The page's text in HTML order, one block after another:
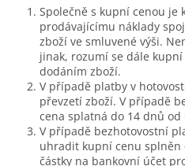
Společně s kupní cenou
prodávajícímu náklady
zboží ve smluvené výši.
jinak, rozumí se dále
dodáním zboží.
V případě platby v
převzetí zboží. V případě
cena splatná do 14 dnů
V případě bezhotovostní
uhradit kupní cenu
částky na bankovní účet